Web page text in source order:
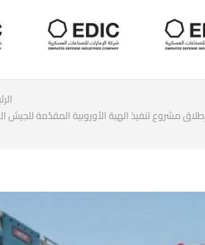
مشروع تنفيذ الهبة الأوروبية المقدّمة للجيش